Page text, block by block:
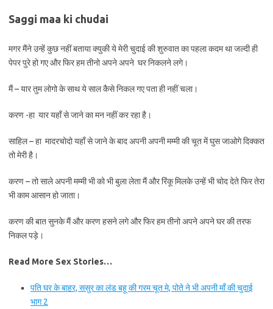
Saggi maa ki chudai
मगर मैंने उन्हें कुछ नहीं बताया क्युकी ये मेरी चुदाई की शुरुवात का पहला कदम था जल्दी ही
पेपर पुरे हो गए और फिर हम तीनो अपने अपने घर निकलने लगे।
मैं – यार तुम लोगो के साथ ये साल कैसे निकल गए पता ही नहीं चला।
करण -हा यार यहाँ से जाने का मन नहीं कर रहा है।
साहिल – हा मादरचोदो यहाँ से जाने के बाद अपनी अपनी मम्मी की चूत में घुस जाओगे दिक्कत
तो मेरी है।
करण – तो साले अपनी मम्मी भी को भी बुला लेता मैं और रिंकू मिलके उन्हें भी चोद देते फिर तेरा
भी काम आसान हो जाता।
करण की बात सुनके मैं और करण हसने लगे और फिर हम तीनो अपने अपने घर की तरफ
निकल पड़े।
Read More Sex Stories…
पति घर के बाहर, ससुर का लंड बहू की गरम चूत मे, पोते ने भी अपनी माँ की चुदाई
भाग 2